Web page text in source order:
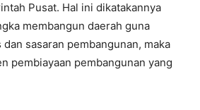
Pusat. Hal ini dikatakannya
membangun daerah guna
sasaran pembangunan, maka
pembiayaan pembangunan yang